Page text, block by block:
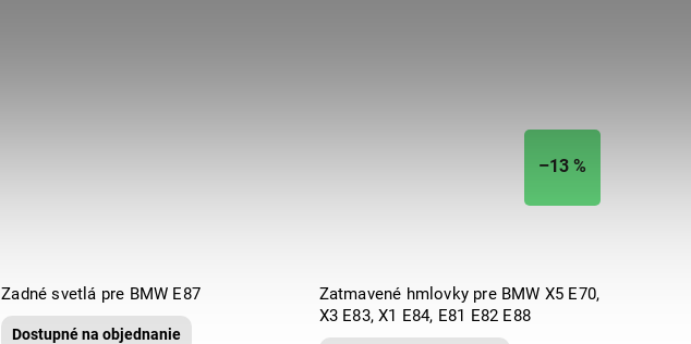
Zadné svetlá pre BMW E87
Dostupné na objednanie
–13 %
Zatmavené hmlovky pre BMW X5 E70,
X3 E83, X1 E84, E81 E82 E88